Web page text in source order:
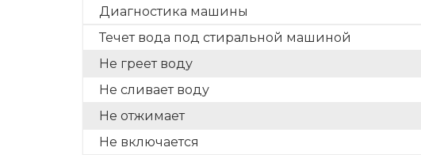
Диагностика машины
Течет вода под стиральной машиной
Не греет воду
Не сливает воду
Не отжимает
Не включается